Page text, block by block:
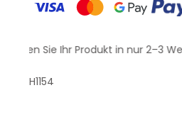
Erhalten Sie Ihr Produkt in nur 2–3
H1154